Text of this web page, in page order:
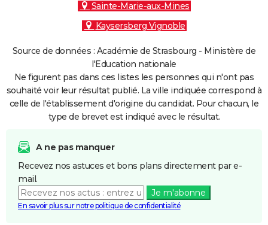
Sainte-Marie-aux-Mines
Kaysersberg Vignoble
Source de données : Académie de Strasbourg - Ministère de
l'Education nationale
Ne figurent pas dans ces listes les personnes qui n'ont pas
souhaité voir leur résultat publié. La ville indiquée correspond à
celle de l'établissement d'origine du candidat. Pour chacun, le
type de brevet est indiqué avec le résultat.
A ne pas manquer
Recevez nos astuces et bons plans directement par e-
mail.
Je m'abonne
En savoir plus sur notre politique de confidentialité